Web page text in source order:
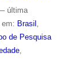
última
Brasil
de Pesquisa
,